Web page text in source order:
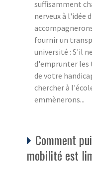
suffisamment
nerveux à l'idée
fournir un
université : S'il
d'emprunter les
de votre
chercher à
emmènerons...
Comment
mobilité est